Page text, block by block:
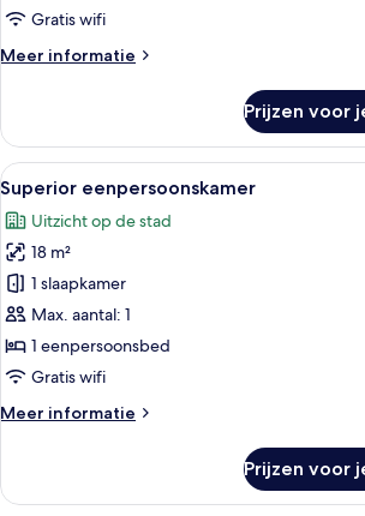
Gratis wifi
Meer informatie
Meer
suite
Prijzen voor
Alle
foto's
voor
Superior
eenpersoonskamer
laden
Hotelkamer
6
Superior eenpersoonskamer
Uitzicht op de stad
18 m²
1 slaapkamer
Max. aantal: 1
1 eenpersoonsbed
Gratis wifi
Meer informatie
Meer
eenpersoonskamer
Prijzen voor